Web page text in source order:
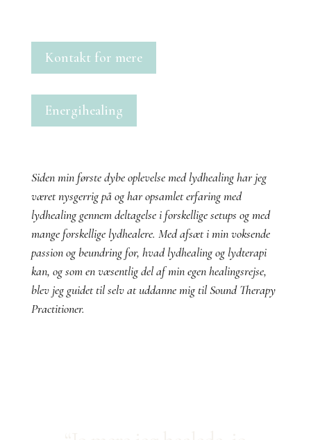
Kontakt for mere
Energihealing
Siden min første dybe oplevelse med lydhealing har jeg
været nysgerrig på og har opsamlet erfaring med
lydhealing gennem deltagelse i forskellige setups og med
mange forskellige lydhealere. Med afsæt i min voksende
passion og beundring for, hvad lydhealing og lydterapi
kan, og som en væsentlig del af min egen healingsrejse,
blev jeg guidet til selv at uddanne mig til Sound Therapy
Practitioner.